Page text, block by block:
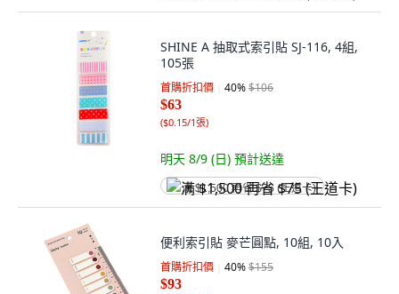
SHINE A 抽取式索引貼 SJ-116, 4組,
105張
首購折扣價 40%$106
$63
($0.15/1張)
明天 8/9 (日) 預計送達
满 $1,500 再省 $75 (王道卡)
便利索引貼 麥芒圓點, 10組, 10入
首購折扣價 40%$155
$93